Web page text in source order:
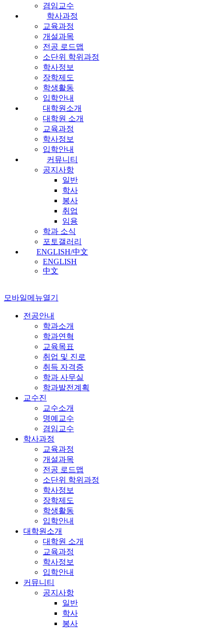
겸임교수
학사과정
교육과정
개설과목
전공 로드맵
소단위 학위과정
학사정보
장학제도
학생활동
입학안내
대학원소개
대학원 소개
교육과정
학사정보
입학안내
커뮤니티
공지사항
일반
학사
봉사
취업
임용
학과 소식
포토갤러리
ENGLISH/中文
ENGLISH
中文
모바일메뉴열기
전공안내
학과소개
학과연혁
교육목표
취업 및 진로
취득 자격증
학과 사무실
학과발전계획
교수진
교수소개
명예교수
겸임교수
학사과정
교육과정
개설과목
전공 로드맵
소단위 학위과정
학사정보
장학제도
학생활동
입학안내
대학원소개
대학원 소개
교육과정
학사정보
입학안내
커뮤니티
공지사항
일반
학사
봉사